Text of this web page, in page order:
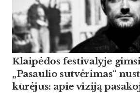
Klaipėdos festivalyje
„Pasaulio sutvėrimas“
kūrėjus: apie viziją